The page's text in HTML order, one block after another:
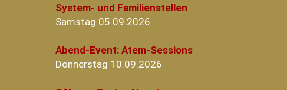
System- und Familienstellen
Samstag 05.09.2026
Abend-Event: Atem-Sessions
Donnerstag 10.09.2026